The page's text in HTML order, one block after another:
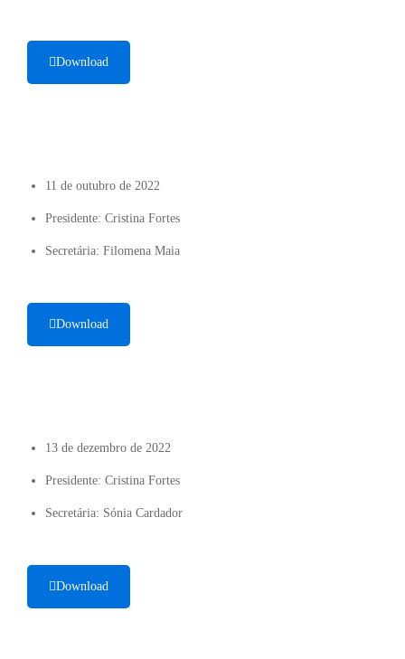
Download
11 de outubro de 2022
Presidente: Cristina Fortes
Secretária: Filomena Maia
Download
13 de dezembro de 2022
Presidente: Cristina Fortes
Secretária: Sónia Cardador
Download